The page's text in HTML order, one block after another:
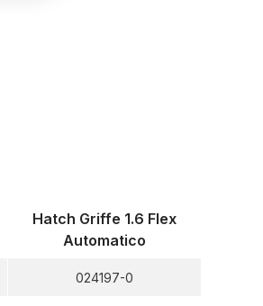
Hatch Griffe 1.6 Flex
Automatico
024197-0